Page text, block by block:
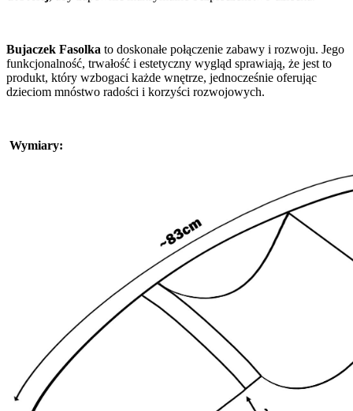
Bujaczek Fasolka to doskonałe połączenie zabawy i rozwoju. Jego
funkcjonalność, trwałość i estetyczny wygląd sprawiają, że jest to
produkt, który wzbogaci każde wnętrze, jednocześnie oferując
dzieciom mnóstwo radości i korzyści rozwojowych.
Wymiary: